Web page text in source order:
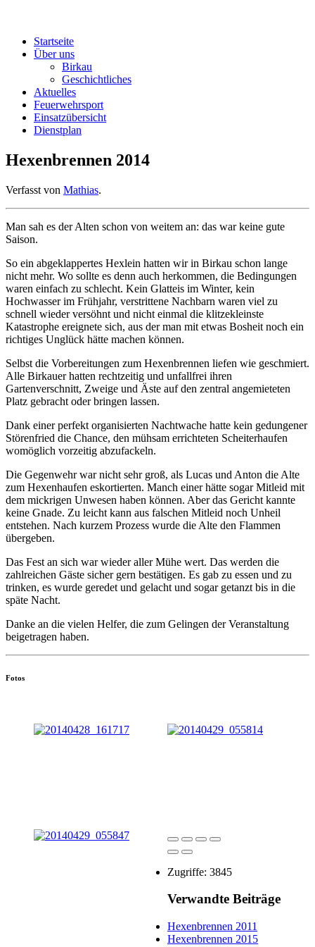
Startseite
Über uns
Birkau
Geschichtliches
Aktuelles
Feuerwehrsport
Einsatzübersicht
Dienstplan
Hexenbrennen 2014
Verfasst von Mathias.
Man sah es der Alten schon von weitem an: das war keine gute
Saison.
So ein abgeklappertes Hexlein hatten wir in Birkau schon lange
nicht mehr. Wo sollte es denn auch herkommen, die Bedingungen
waren einfach zu schlecht. Kein Glatteis im Winter, kein
Hochwasser im Frühjahr, verstrittene Nachbarn waren viel zu
schnell wieder versöhnt und nicht einmal die klitzekleinste
Katastrophe ereignete sich, aus der man mit etwas Bosheit noch ein
richtiges Unglück hätte machen können.
Selbst die Vorbereitungen zum Hexenbrennen liefen wie geschmiert.
Alle Birkauer hatten rechtzeitig und unfallfrei ihren
Gartenverschnitt, Zweige und Äste auf den zentral angemieteten
Platz gebracht oder bringen lassen.
Dank einer perfekt organisierten Nachtwache hatte kein gedungener
Störenfried die Chance, den mühsam errichteten Scheiterhaufen
womöglich vorzeitig abzufackeln.
Die Gegenwehr war nicht sehr groß, als Lucas und Anton die Alte
zum Hexenhaufen eskortierten. Manch einer hätte sogar Mitleid mit
dem mickrigen Unwesen haben können. Aber das Gericht kannte
keine Gnade. Zu leicht kann aus falschen Mitleid noch Unheil
entstehen. Nach kurzem Prozess wurde die Alte den Flammen
übergeben.
Das Fest an sich war wieder aller Mühe wert. Das werden die
zahlreichen Gäste sicher gern bestätigen. Es gab zu essen und zu
trinken, es wurde geredet und gelacht und sogar getanzt bis in die
späte Nacht.
Danke an die vielen Helfer, die zum Gelingen der Veranstaltung
beigetragen haben.
Fotos
Zugriffe: 3845
Verwandte Beiträge
Hexenbrennen 2011
Hexenbrennen 2015